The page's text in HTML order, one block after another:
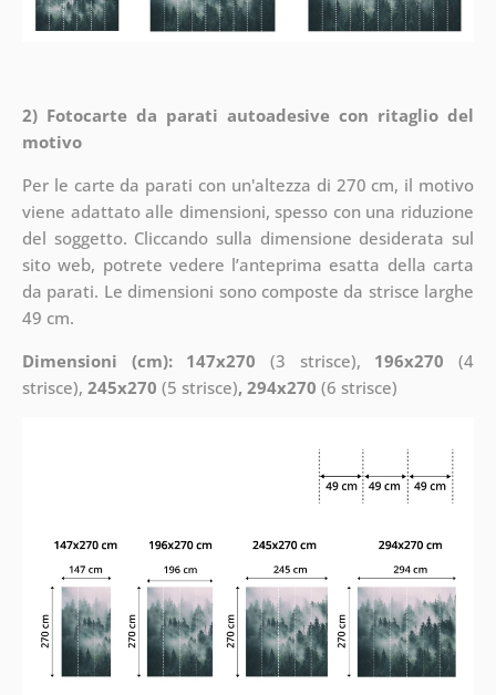
2) Fotocarte da parati autoadesive con ritaglio del
motivo
Per le carte da parati con un'altezza di 270 cm, il motivo
viene adattato alle dimensioni, spesso con una riduzione
del soggetto. Cliccando sulla dimensione desiderata sul
sito web, potrete vedere l’anteprima esatta della carta
da parati. Le dimensioni sono composte da strisce larghe
49 cm.
Dimensioni (cm): 147x270 (3 strisce), 196x270 (4
strisce), 245x270 (5 strisce), 294x270 (6 strisce)